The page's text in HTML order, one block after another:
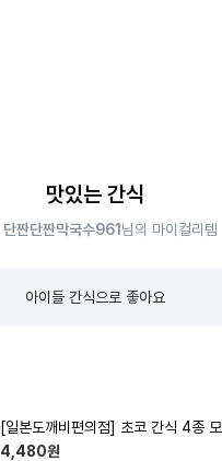
맛있는 간식
단짠단짠막국수961 님의 마이컬리템
아이들 간식으로 좋아요
[일본도깨비편의점] 초코 간식 4종
4,480원